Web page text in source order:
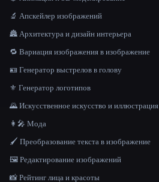
🔬 Апскейлер изображений
🏯 Архитектура и дизайн интерьера
🔁 Вариация изображения в изображение
🪪 Генератор выстрелов в голову
⚜️ Генератор логотипов
🌄 Искусственное искусство и иллюстрация
👩‍🎤 Мода
🖌️ Преобразование текста в изображение
🖼️ Редактирование изображений
📸 Рейтинг лица и красоты